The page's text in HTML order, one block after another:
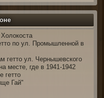
по ул. Промышленной в
гетто ул. Чернышевского
месте, где в 1941-1942
гетто
Гай"